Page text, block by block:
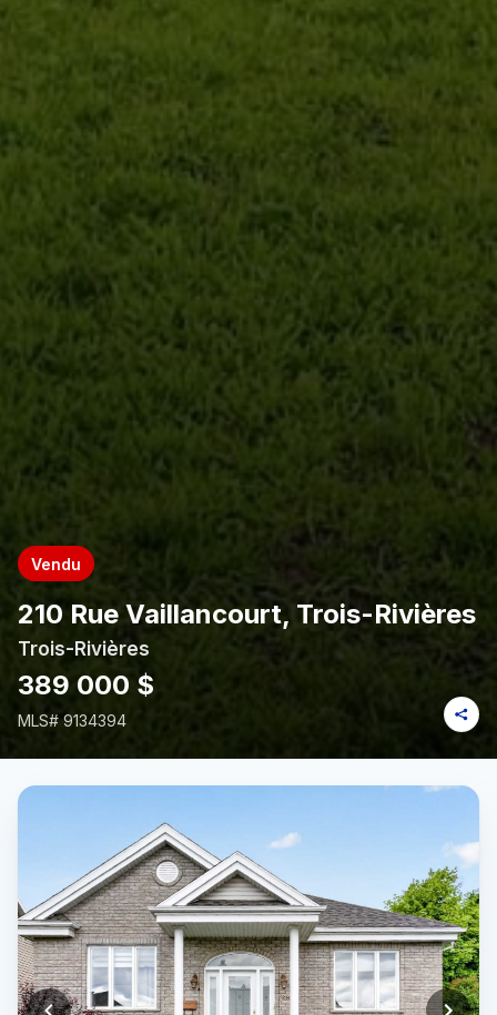
Vendu
210 Rue Vaillancourt, Trois-Rivières
Trois-Rivières
389 000 $
MLS# 9134394